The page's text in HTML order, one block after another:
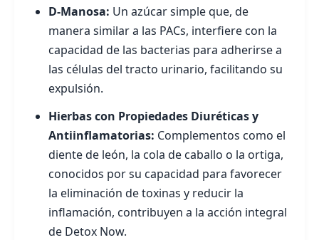
D-Manosa: Un azúcar simple que, de
manera similar a las PACs, interfiere con la
capacidad de las bacterias para adherirse a
las células del tracto urinario, facilitando su
expulsión.
Hierbas con Propiedades Diuréticas y
Antiinflamatorias: Complementos como el
diente de león, la cola de caballo o la ortiga,
conocidos por su capacidad para favorecer
la eliminación de toxinas y reducir la
inflamación, contribuyen a la acción integral
de Detox Now.